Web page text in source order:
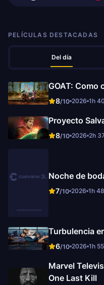
PELÍCULAS DESTACADAS
Del día
GOAT: Como
8/10 2026 1h
Proyecto
8/10 2026 2h
Noche de
7/10 2026 1h
Turbulencia
6/10 2026 1h
Marvel
One Last Kill